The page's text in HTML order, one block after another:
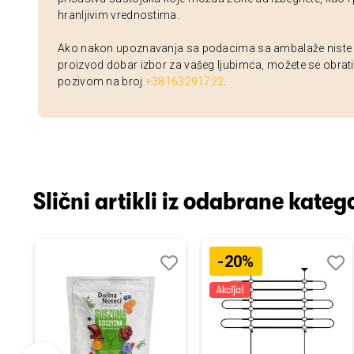
hranljivim vrednostima.
Ako nakon upoznavanja sa podacima sa ambalaže niste
proizvod dobar izbor za vašeg ljubimca, možete se
pozivom na broj +38163291722
Slični artikli iz odabrane
-20%
listu
želja